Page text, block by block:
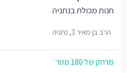
חנות מכולת בנתניה
הרב בן מאיר 3, נתניה
מרחק של 180 מטר